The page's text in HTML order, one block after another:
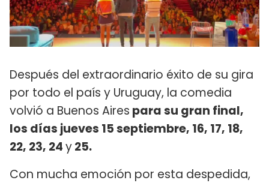
Después del extraordinario éxito de su gira
por todo el país y Uruguay, la comedia
volvió a Buenos Aires para su gran final,
los días jueves 15 septiembre, 16, 17, 18,
22, 23, 24y25.
Con mucha emoción por esta despedida,